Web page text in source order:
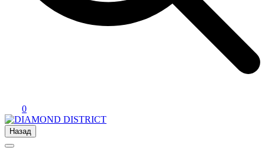
0
Назад